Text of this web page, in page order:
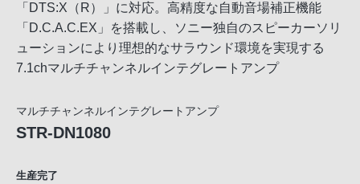
「DTS:X（R）」に対応。高精度な自動音場補正機能
「D.C.A.C.EX」を搭載し、ソニー独自のスピーカーソリ
ューションにより理想的なサラウンド環境を実現する
7.1chマルチチャンネルインテグレートアンプ
マルチチャンネルインテグレートアンプ
STR-DN1080
生産完了